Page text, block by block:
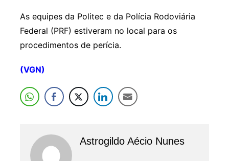
As equipes da Politec e da Polícia Rodoviária
Federal (PRF) estiveram no local para os
procedimentos de perícia.
(VGN)
Astrogildo Aécio Nunes